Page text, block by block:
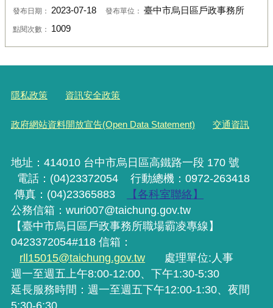
發布日期： 2023-07-18 發布單位： 臺中市烏日區戶政事務所
點閱次數： 1009
隱私政策 資訊安全政策
政府網站資料開放宣告(Open Data Statement) 交通資訊
地址：414010 台中市烏日區高鐵路一段 170 號
電話：(04)23372054 行動總機：0972-263418
傳真：(04)23365883
【各科室聯絡】
公務信箱：wuri007@taichung.gov.tw
【臺中市烏日區戶政事務所職場霸凌專線】
0423372054#118 信箱：
rll15015@taichung.gov.tw
處理單位:人事
週一至週五上午8:00-12:00、下午1:30-5:30
延長服務時間：週一至週五下午12:00-1:30、夜間